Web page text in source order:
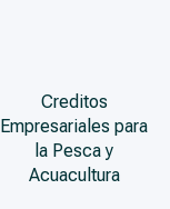
Creditos
Empresariales para
la Pesca y
Acuacultura